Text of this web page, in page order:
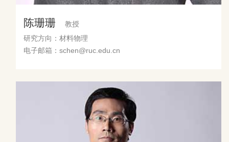
陈珊珊
教授
研究方向：材料物理
电子邮箱：schen@ruc.edu.cn